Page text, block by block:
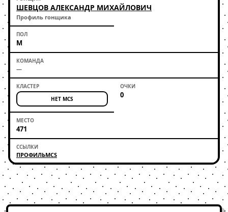
ШЕВЦОВ АЛЕКСАНДР МИХАЙЛОВИЧ
Профиль гонщика
М
—
НЕТ MCS 0
471
ПРОФИЛЬMCS